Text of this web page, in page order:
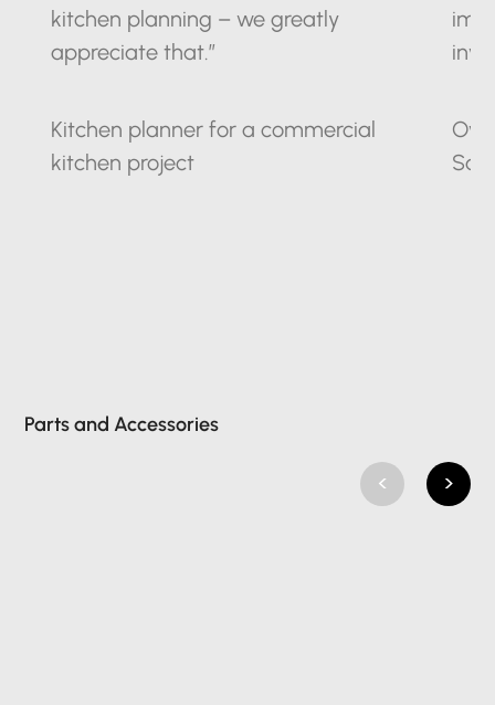
kitchen planning – we greatly
appreciate that.”
Kitchen planner for a commercial
kitchen project
Parts and Accessories
< >